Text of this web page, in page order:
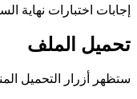
إجابات اختبارات نهاية
تحميل الملف
ستظهر أزرار التحميل